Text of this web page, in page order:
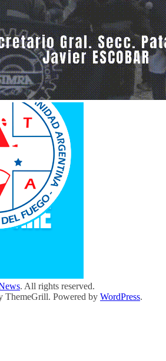
. All rights reserved.
ThemeGrill. Powered by WordPress.